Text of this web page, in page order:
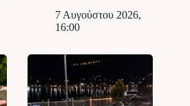
7 Αυγούστου 2026,
16:00